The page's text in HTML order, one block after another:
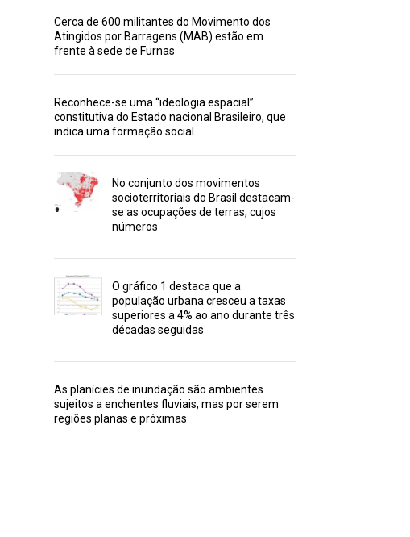
Cerca de 600 militantes do Movimento dos
Atingidos por Barragens (MAB) estão em
frente à sede de Furnas
Reconhece-se uma “ideologia espacial”
constitutiva do Estado nacional Brasileiro, que
indica uma formação social
No conjunto dos movimentos
socioterritoriais do Brasil destacam-
se as ocupações de terras, cujos
números
O gráfico 1 destaca que a
população urbana cresceu a taxas
superiores a 4% ao ano durante três
décadas seguidas
As planícies de inundação são ambientes
sujeitos a enchentes fluviais, mas por serem
regiões planas e próximas